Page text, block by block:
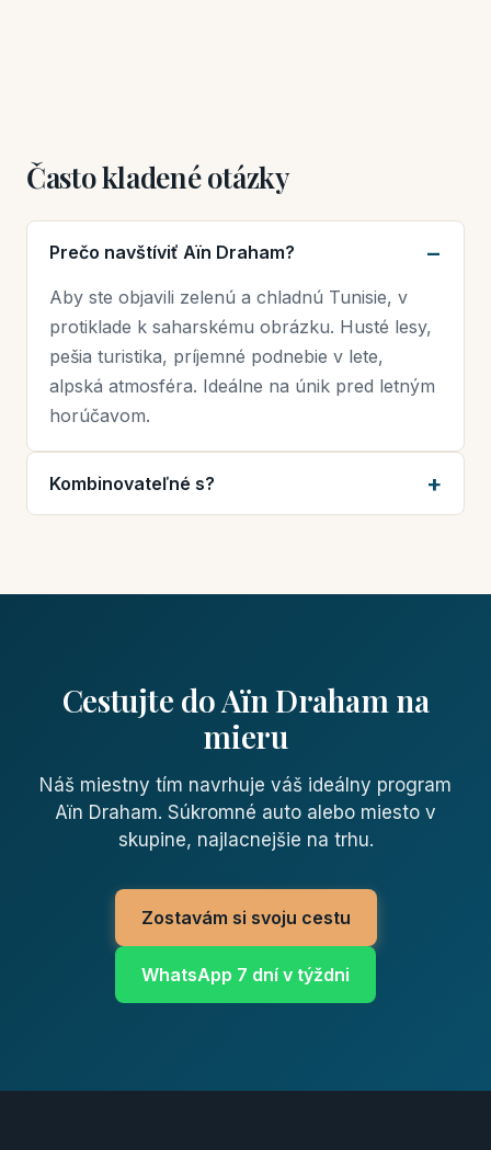
Často kladené otázky
Prečo navštíviť Aïn Draham?
Aby ste objavili zelenú a chladnú Tunisie, v
protiklade k saharskému obrázku. Husté lesy,
pešia turistika, príjemné podnebie v lete,
alpská atmosféra. Ideálne na únik pred letným
horúčavom.
Kombinovateľné s?
Cestujte do Aïn Draham na
mieru
Náš miestny tím navrhuje váš ideálny program
Aïn Draham. Súkromné auto alebo miesto v
skupine, najlacnejšie na trhu.
Zostavám si svoju cestu
WhatsApp 7 dní v týždni